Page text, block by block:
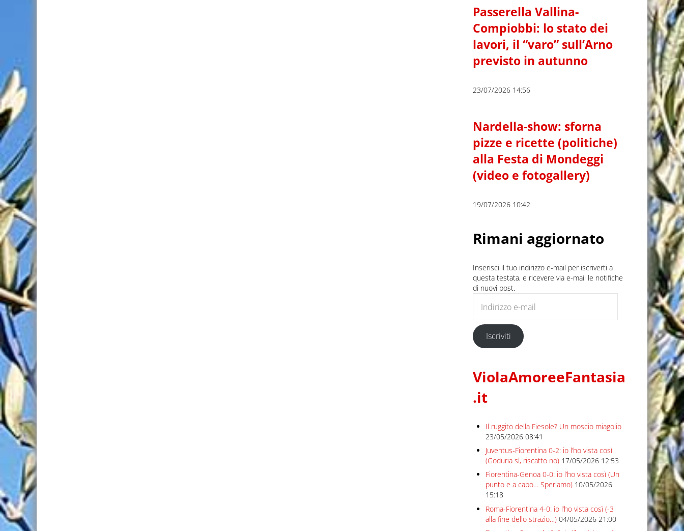
Passerella Vallina-
Compiobbi: lo stato dei
lavori, il “varo” sull’Arno
previsto in autunno
23/07/2026 14:56
Nardella-show: sforna
pizze e ricette (politiche)
alla Festa di Mondeggi
(video e fotogallery)
19/07/2026 10:42
Rimani aggiornato
Inserisci il tuo indirizzo e-mail per iscriverti a
questa testata, e ricevere via e-mail le notifiche
di nuovi post.
Iscriviti
ViolaAmoreeFantasia
.it
Il ruggito della Fiesole? Un moscio miagolio
23/05/2026 08:41
Juventus-Fiorentina 0-2: io l’ho vista così
(Goduria sì, riscatto no) 17/05/2026 12:53
Fiorentina-Genoa 0-0: io l’ho vista così (Un
punto e a capo… Speriamo) 10/05/2026
15:18
Roma-Fiorentina 4-0: io l’ho vista così (-3
alla fine dello strazio…) 04/05/2026 21:00